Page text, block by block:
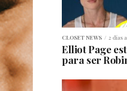
CLOSET NEWS 2 días
Elliot Page
para ser